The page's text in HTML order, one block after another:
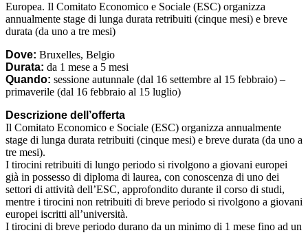
Europea. Il Comitato Economico e Sociale (ESC) organizza
annualmente stage di lunga durata retribuiti (cinque mesi) e breve
durata (da uno a tre mesi)
Dove: Bruxelles, Belgio
Durata: da 1 mese a 5 mesi
Quando: sessione autunnale (dal 16 settembre al 15 febbraio) –
primaverile (dal 16 febbraio al 15 luglio)
Descrizione dell’offerta
Il Comitato Economico e Sociale (ESC) organizza annualmente
stage di lunga durata retribuiti (cinque mesi) e breve durata (da uno a
tre mesi).
I tirocini retribuiti di lungo periodo si rivolgono a giovani europei
già in possesso di diploma di laurea, con conoscenza di uno dei
settori di attività dell’ESC, approfondito durante il corso di studi,
mentre i tirocini non retribuiti di breve periodo si rivolgono a giovani
europei iscritti all’università.
I tirocini di breve periodo durano da un minimo di 1 mese fino ad un